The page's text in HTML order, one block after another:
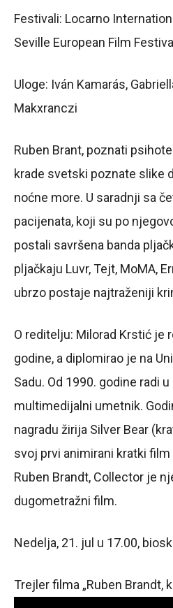
Festivali: Locarno
Seville European Film
Uloge: Iván Kamarás,
Makxranczi
Ruben Brant, poznati
krade svetski poznate slike
noćne more. U saradnji sa
pacijenata, koji su po
postali savršena banda
pljačkaju Luvr, Tejt, MoMA,
ubrzo postaje najtraženiji
O reditelju: Milorad Krstić je
godine, a diplomirao je na
Sadu. Od 1990. godine radi
multimedijalni umetnik.
nagradu žirija Silver Bear
svoj prvi animirani kratki film
Ruben Brandt, Collector je
dugometražni film.
Nedelja, 21. jul u 17.00,
Trejler filma „Ruben Brandt,